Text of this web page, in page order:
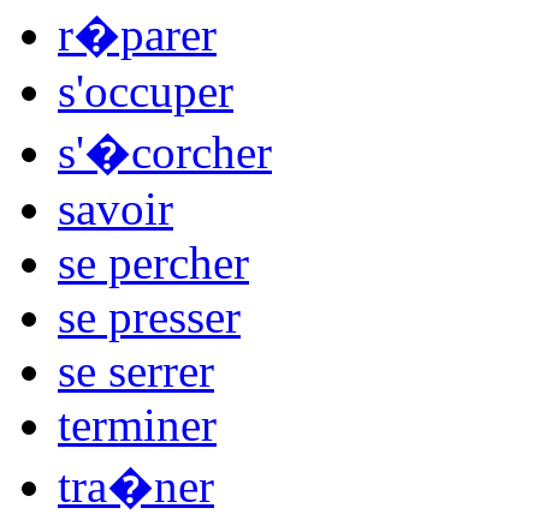
r�parer
s'occuper
s'�corcher
savoir
se percher
se presser
se serrer
terminer
tra�ner